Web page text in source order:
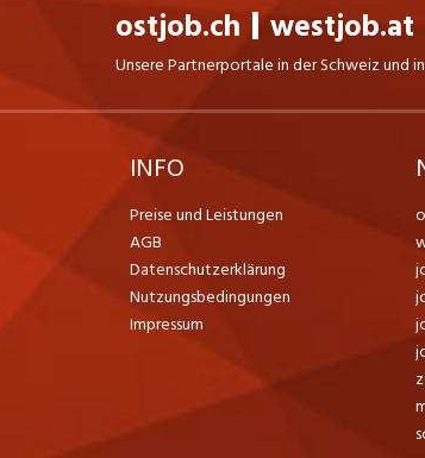
ostjob.ch westjob.at
Unsere Partnerportale in der Schweiz und
INFO
Preise und Leistungen
AGB
Datenschutzerklärung
Nutzungsbedingungen
Impressum